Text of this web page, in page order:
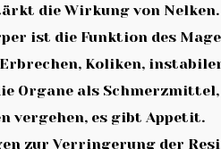
die Wirkung von Nelken.
ist die Funktion des
Koliken,
Organe als
vergehen, es gibt Appetit.
zur Verringerung der